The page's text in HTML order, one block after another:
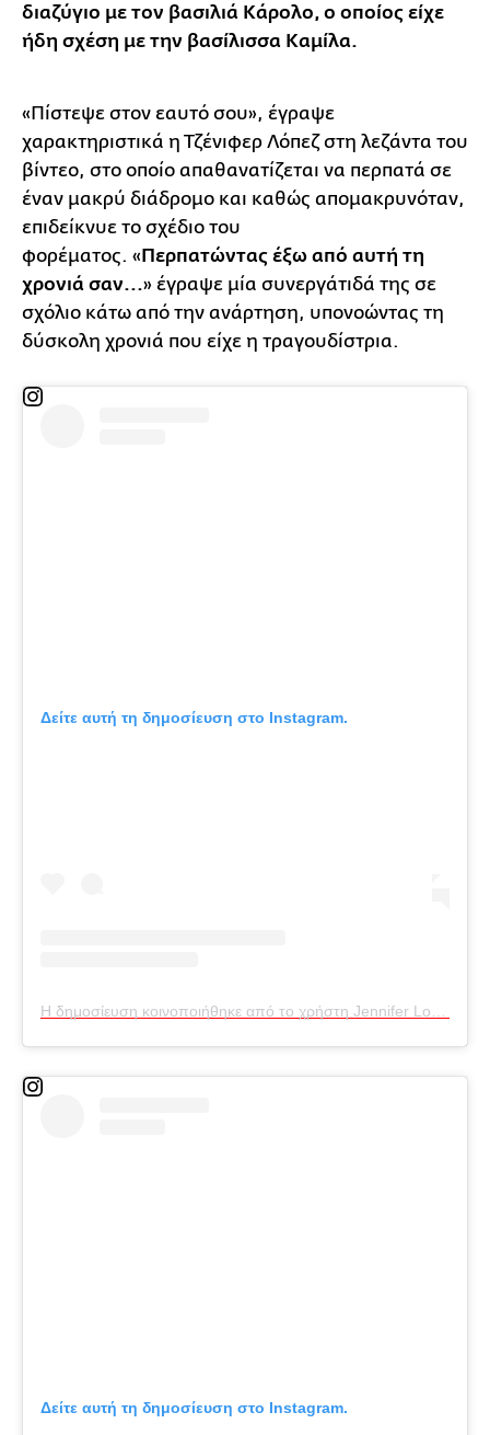
διαζύγιο με τον βασιλιά Κάρολο, ο οποίος είχε
ήδη σχέση με την βασίλισσα Καμίλα.
«Πίστεψε στον εαυτό σου», έγραψε
χαρακτηριστικά η Τζένιφερ Λόπεζ στη λεζάντα του
βίντεο, στο οποίο απαθανατίζεται να περπατά σε
έναν μακρύ διάδρομο και καθώς απομακρυνόταν,
επιδείκνυε το σχέδιο του
φορέματος. «Περπατώντας έξω από αυτή τη
χρονιά σαν...» έγραψε μία συνεργάτιδά της σε
σχόλιο κάτω από την ανάρτηση, υπονοώντας τη
δύσκολη χρονιά που είχε η τραγουδίστρια.
Δείτε αυτή τη δημοσίευση στο Instagram.
Η δημοσίευση κοινοποιήθηκε από το χρήστη Jennifer Lopez (@jlo)
Δείτε αυτή τη δημοσίευση στο Instagram.